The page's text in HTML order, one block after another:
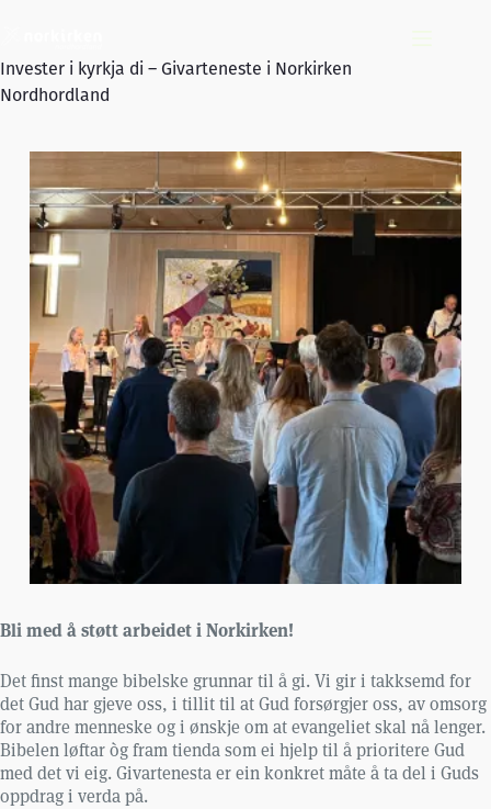
innholdet
Invester i kyrkja di – Givarteneste i Norkirken
Nordhordland
Bli med å støtt arbeidet i Norkirken!
Det finst mange bibelske grunnar til å gi. Vi gir i takksemd for
det Gud har gjeve oss, i tillit til at Gud forsørgjer oss, av omsorg
for andre menneske og i ønskje om at evangeliet skal nå lenger.
Bibelen løftar òg fram tienda som ei hjelp til å prioritere Gud
med det vi eig. Givartenesta er ein konkret måte å ta del i Guds
oppdrag i verda på.